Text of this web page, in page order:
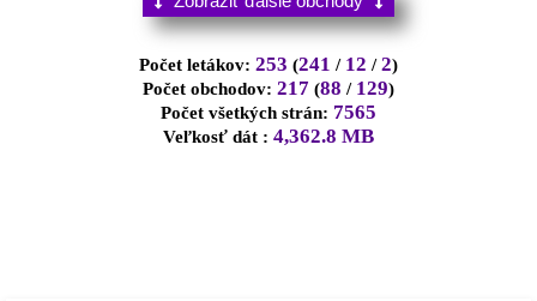
0 0
0 2
0 1
0 0
Počet letákov: 253 (241 / 12 /2)
Počet obchodov: 217 (88 / 129)
Počet všetkých strán: 7565
Veľkosť dát : 4,362.8 MB